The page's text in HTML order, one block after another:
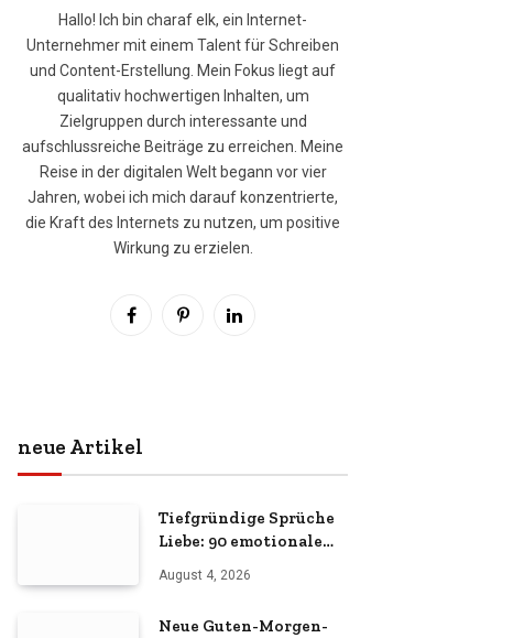
Hallo! Ich bin charaf elk, ein Internet-
Unternehmer mit einem Talent für Schreiben
und Content-Erstellung. Mein Fokus liegt auf
qualitativ hochwertigen Inhalten, um
Zielgruppen durch interessante und
aufschlussreiche Beiträge zu erreichen. Meine
Reise in der digitalen Welt begann vor vier
Jahren, wobei ich mich darauf konzentrierte,
die Kraft des Internets zu nutzen, um positive
Wirkung zu erzielen.
FacebookPinterestLinkedIn
neue Artikel
Tiefgründige Sprüche
Liebe: 90 emotionale
August 4, 2026
Neue Guten-Morgen-